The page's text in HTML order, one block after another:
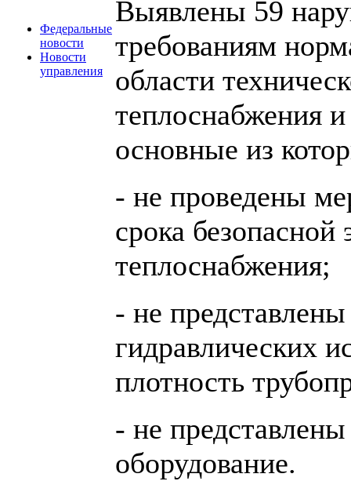
Федеральные
новости
Новости
управления
Выявлены 59
требованиям
области
теплоснабжения
основные из
- не проведены
срока безопасной
теплоснабжения;
- не
гидравлических
плотность
- не
оборудование.